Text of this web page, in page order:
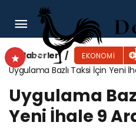
Haberler EKONOMI
Uygulama Bazlı Taksi İçin Yeni
Uygulama
Yeni İhale 9
Grand Pera’da Aralık